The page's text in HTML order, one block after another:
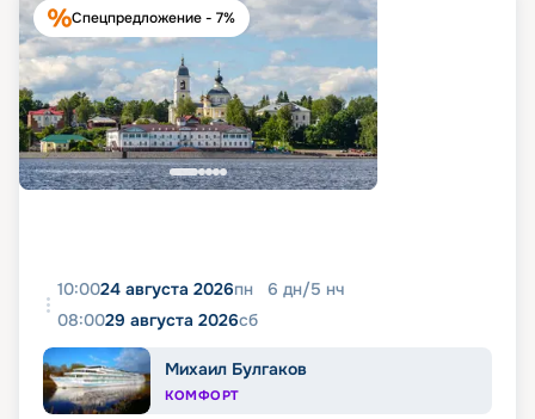
Спецпредложение - 7%
10:0024 августа 2026пн 6 дн/5 нч
08:0029 августа 2026сб
Михаил Булгаков
КОМФОРТ